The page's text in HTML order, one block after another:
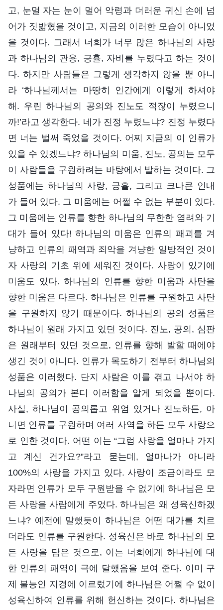
고, 눈멀 자는 눈이 멀어 악령과 더러운 귀신 손에 넘
어가 짓밟혔을 것이고, 지금의 이러한 모습이 아니었
을 것이다. 그래서 너희가 너무 많은 하나님의 사랑
과 하나님의 관용, 긍휼, 자비를 누렸다고 하는 것이
다. 하지만 사람들은 그렇게 생각하지 않을 뿐 아니
라 ‘하나님께서는 마땅히 인간에게 이렇게 하셔야
해. 우린 하나님의 공의와 진노도 적잖이 누렸으니
까!’라고 생각한다. 네가 진정 누렸느냐? 진정 누렸다
면 너는 벌써 죽었을 것이다. 어찌 지금의 이 인류가
있을 수 있겠느냐? 하나님의 미움, 진노, 공의는 모두
이 사람들을 구원하려는 바탕에서 발하는 것이다. 그
성품에는 하나님의 사랑, 긍휼, 그리고 크나큰 인내
가 들어 있다. 그 미움에는 어쩔 수 없는 부분이 있다.
그 미움에는 인류를 향한 하나님의 무한한 염려와 기
대가 들어 있다! 하나님의 미움은 인류의 패괴를 겨
냥하고 인류의 패역과 죄악을 겨냥한 일방적인 것이
자 사랑의 기초 위에 세워진 것이다. 사랑이 있기에
미움도 있다. 하나님의 인류를 향한 미움과 사탄을
향한 미움은 다르다. 하나님은 인류를 구원하고 사탄
을 구원하지 않기 때문이다. 하나님의 공의 성품은
하나님이 원래 가지고 있던 것이다. 진노, 공의, 심판
은 원래부터 있던 것으로, 인류를 향해 발할 때에야
생긴 것이 아니다. 인류가 목도하기 전부터 하나님의
성품은 이러했다. 단지 사람은 이를 겪고 나서야 하
나님의 공의가 본디 이러함을 알게 되었을 뿐이다.
사실, 하나님이 공의롭고 위엄 있거나 진노하든, 아
니면 인류를 구원하며 여러 사역을 하든 모두 사랑으
로 인한 것이다. 어떤 이는 “그럼 사랑을 얼마나 가지
고 계신 건가요?”라고 묻는데, 얼마나가 아니라
100%의 사랑을 가지고 있다. 사랑이 조금이라도 모
자라면 인류가 모두 구원받을 수 없기에 하나님은 모
든 사랑을 사람에게 주었다. 하나님은 왜 성육신하겠
느냐? 예전에 말했듯이 하나님은 어떤 대가를 치르
더라도 인류를 구원한다. 성육신은 바로 하나님의 모
든 사랑을 담은 것으로, 이는 너희에게 하나님에 대
한 인류의 패역이 극에 달했음을 보여 준다. 이미 구
제 불능인 지경에 이르렀기에 하나님은 어쩔 수 없이
성육신하여 인류를 위해 헌신하는 것이다. 하나님은